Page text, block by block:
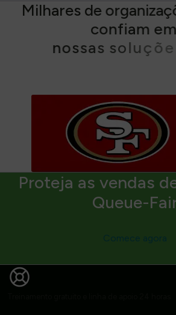
Milhares de organizaç
confiam em
nossass oluções
Proteja as vendas
Queue-